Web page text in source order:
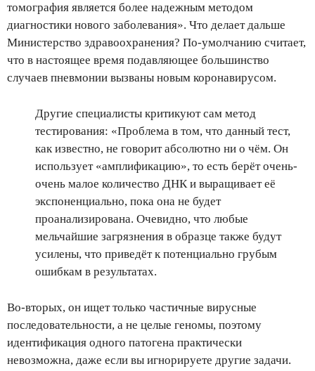
томография является более надежным методом
диагностики нового заболевания». Что делает дальше
Министерство здравоохранения? По-умолчанию считает,
что в настоящее время подавляющее большинство
случаев пневмонии вызваны новым коронавирусом.
Другие специалисты критикуют сам метод
тестирования: «Проблема в том, что данный тест,
как известно, не говорит абсолютно ни о чём. Он
использует «амплификацию», то есть берёт очень-
очень малое количество ДНК и выращивает её
экспоненциально, пока она не будет
проанализирована. Очевидно, что любые
мельчайшие загрязнения в образце также будут
усилены, что приведёт к потенциально грубым
ошибкам в результатах.
Во-вторых, он ищет только частичные вирусные
последовательности, а не целые геномы, поэтому
идентификация одного патогена практически
невозможна, даже если вы игнорируете другие задачи.